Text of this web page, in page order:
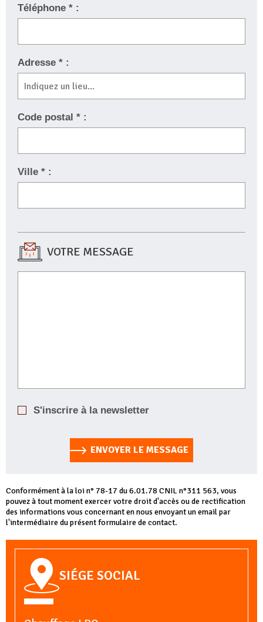
Téléphone * :
Adresse * :
Code postal * :
Ville * :
VOTRE MESSAGE
S'inscrire à la newsletter
ENVOYER LE MESSAGE
Conformément à la loi n° 78-17 du 6.01.78 CNIL n°311 563, vous
pouvez à tout moment exercer votre droit d'accès ou de rectification
des informations vous concernant en nous envoyant un email par
l'intermédiaire du présent formulaire de contact.
SIÉGE SOCIAL